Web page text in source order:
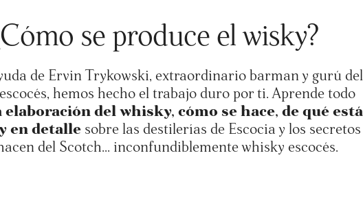
se produce el wisky?
de Ervin Trykowski, extraordinario barman y gurú del
hemos hecho el trabajo duro por ti. Aprende todo
elaboración del whisky, cómo se hace, de qué está
en detalle sobre las destilerías de Escocia y los secretos
del Scotch... inconfundiblemente whisky escocés.